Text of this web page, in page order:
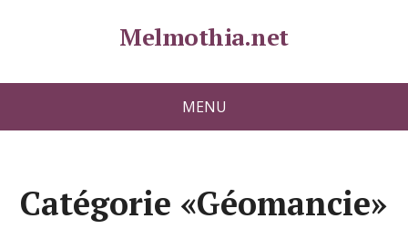
Melmothia.net
MENU
Catégorie «Géomancie»